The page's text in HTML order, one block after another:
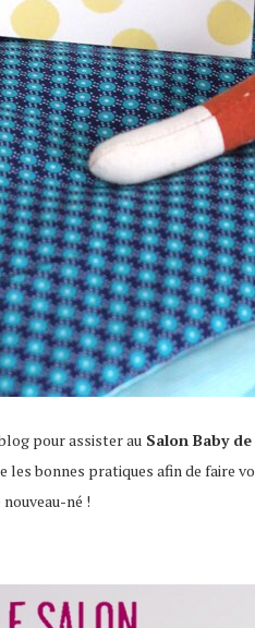
pour assister au Salon Baby
bonnes pratiques afin de faire
né !